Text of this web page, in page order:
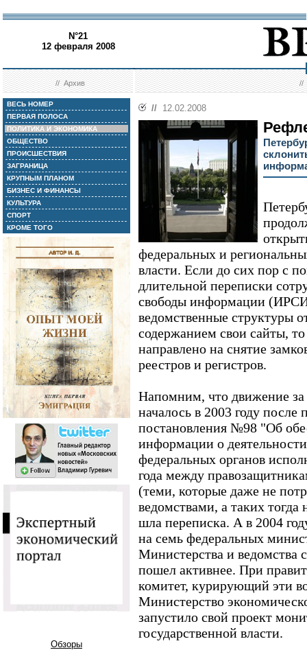
N°21
12 февраля 2008
//Архив //
ВЕСЬ НОМЕР
ПЕРВАЯ ПОЛОСА
ПОЛИТИКА И ЭКОНОМИКА
ОБЩЕСТВО
ПРОИСШЕСТВИЯ
ЗАГРАНИЦА
КРУПНЫМ ПЛАНОМ
БИЗНЕС И ФИНАНСЫ
КУЛЬТУРА
СПОРТ
КРОМЕ ТОГО
Обзоры
// 12.02.2008
федеральных и
власти. Если до сих пор с
длительной переписки
свободы информации
ведомственные структуры
содержанием свои сайты,
направлено на снятие
реестров и регистров.
Напомним, что движение
началось в 2003 году
постановления №98 "Об
информации о
федеральных органов
года между
(теми, которые даже не
ведомствами, а таких тогда
шла переписка. А в 2004
на семь федеральных
Министерства и ведомства
пошел активнее. При
комитет, курирующий эти
Министерство
запустило свой проект
государственной власти.